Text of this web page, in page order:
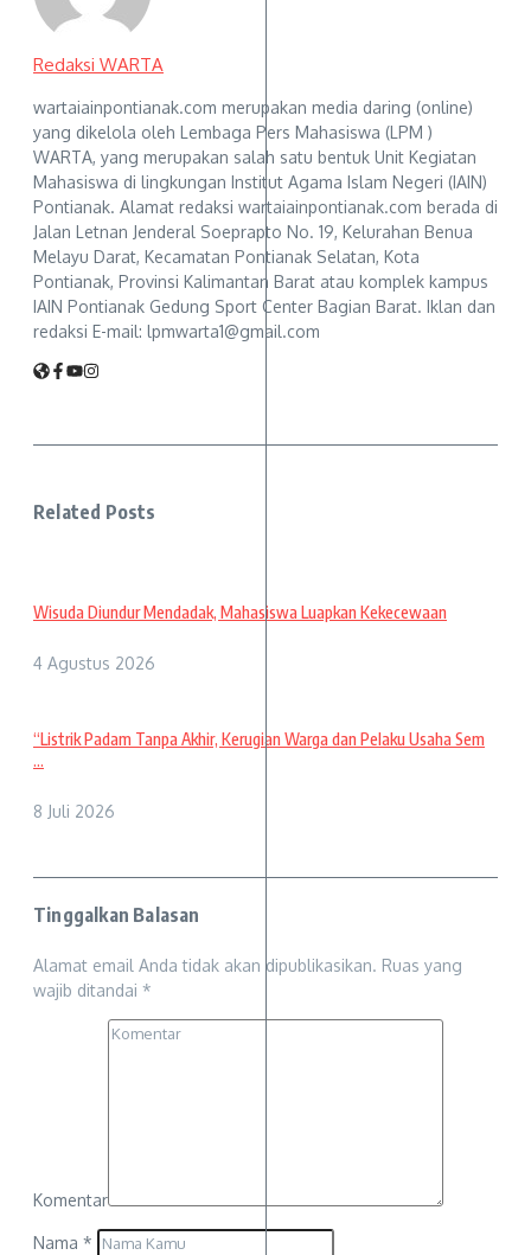
Redaksi WARTA
wartaiainpontianak.com merupakan media daring (online)
yang dikelola oleh Lembaga Pers Mahasiswa (LPM )
WARTA, yang merupakan salah satu bentuk Unit Kegiatan
Mahasiswa di lingkungan Institut Agama Islam Negeri (IAIN)
Pontianak. Alamat redaksi wartaiainpontianak.com berada di
Jalan Letnan Jenderal Soeprapto No. 19, Kelurahan Benua
Melayu Darat, Kecamatan Pontianak Selatan, Kota
Pontianak, Provinsi Kalimantan Barat atau komplek kampus
IAIN Pontianak Gedung Sport Center Bagian Barat. Iklan dan
redaksi E-mail: lpmwarta1@gmail.com
Related Posts
Wisuda Diundur Mendadak, Mahasiswa Luapkan Kekecewaan
4 Agustus 2026
“Listrik Padam Tanpa Akhir, Kerugian Warga dan Pelaku Usaha Sem
...
8 Juli 2026
Tinggalkan Balasan
Alamat email Anda tidak akan dipublikasikan. Ruas yang
wajib ditandai *
Komentar
Nama *